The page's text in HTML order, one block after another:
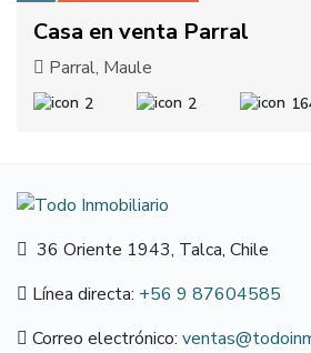
Casa en venta Parral
Parral, Maule
2 2
36 Oriente 1943, Talca, Chile
Línea directa: +56 9 87604585
Correo electrónico: